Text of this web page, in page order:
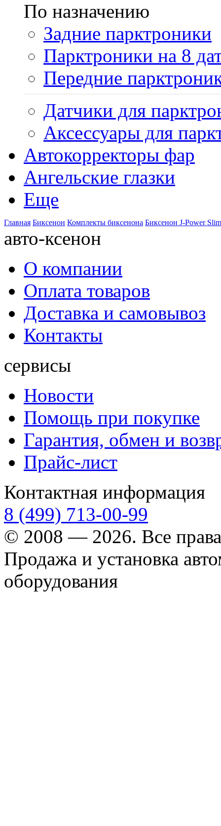
По назначению
Задние парктроники
Парктроники на 8
Передние
Датчики для
Аксессуары для
Автокорректоры фар
Ангельские глазки
Еще
Главная Биксенон Комплекты биксенона Биксенон J-Power
авто-ксенон
О компании
Оплата товаров
Доставка и самовывоз
Контакты
сервисы
Новости
Помощь при покупке
Гарантия, обмен и
Прайс-лист
Контактная информация
8 (499) 713-00-99
© 2008 — 2026. Все
Продажа и установка
оборудования